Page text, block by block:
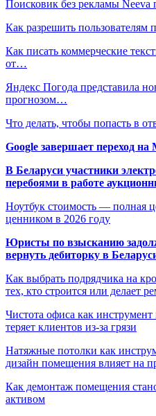
Поисковик без рекламы Neeva
Как разрешить
Как писать коммерческие
от…
Яндекс Погода представила
прогнозом…
Что делать, чтобы попасть в
Google завершает переход
В Беларуси участники
перебоями в работе
Ноутбук стоимость — полная
ценником в 2026 году
Юристы по взысканию
вернуть дебиторку в
Как выбрать подрядчика на
тех, кто строится или делает
Чистота офиса как
теряет клиентов из-за грязи
Натяжные потолки как
дизайн помещения влияет на
Как демонтаж помещения
активом